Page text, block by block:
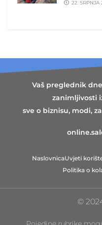
22. SRPNJA
Vaš preglednik
zanimljivosti
sve o biznisu, modi,
NaslovnicaUvjeti
Politika o
©